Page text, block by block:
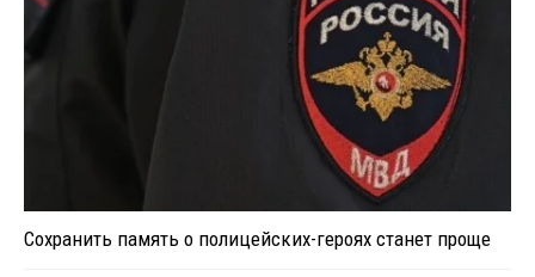
Сохранить память о полицейских-героях станет проще